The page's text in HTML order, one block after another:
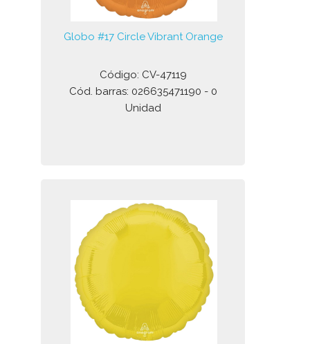
Globo #17 Circle Vibrant Orange
Código: CV-47119
Cód. barras: 026635471190 - 0
Unidad